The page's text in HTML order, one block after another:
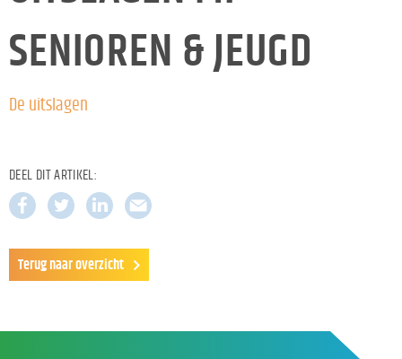
SENIOREN & JEUGD
De uitslagen
DEEL DIT ARTIKEL:
Terug naar overzicht